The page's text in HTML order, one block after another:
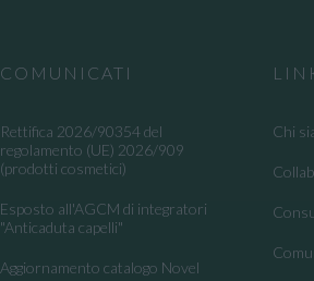
COMUNICATI
Rettifica 2026/90354 del
regolamento (UE) 2026/909
(prodotti cosmetici)
Esposto all'AGCM di integratori
"Anticaduta capelli"
Aggiornamento catalogo Novel
Chi